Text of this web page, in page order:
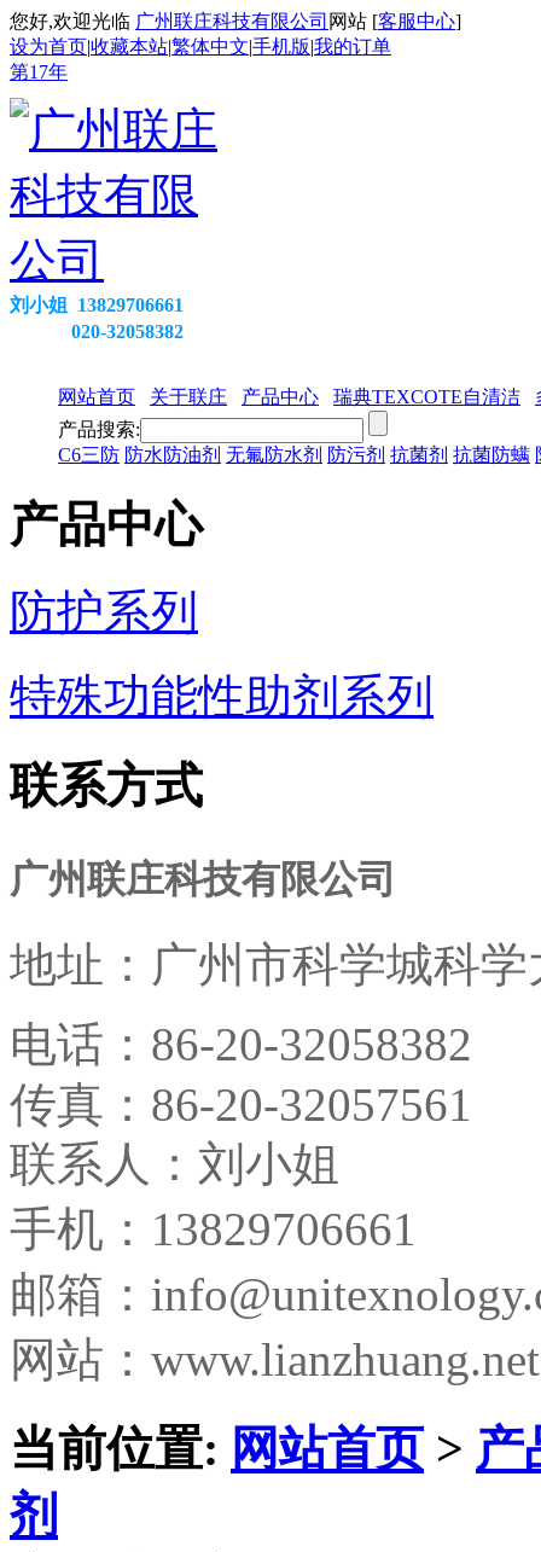
您好,欢迎光临 广州联庄科技有限公司 网站 [客服中心]
设为首页|收藏本站|繁体中文|手机版|我的订单
第17年
刘小姐 13829706661
020-32058382
网站首页 关于联庄 产品中心 瑞典TEXCOTE自清洁
产品搜索:
C6三防 防水防油剂 无氟防水剂 防污剂 抗菌剂 抗菌防螨
产品中心
防护系列
特殊功能性助剂系列
联系方式
广州联庄科技有限公司
地址： 广州市科学城科
电话： 86-20-32058382
传真： 86-20-32057561
联系人：刘小姐
手机：13829706661
邮箱：
网站：www.lianzhuang.net
当前位置: 网站首页> 产
剂